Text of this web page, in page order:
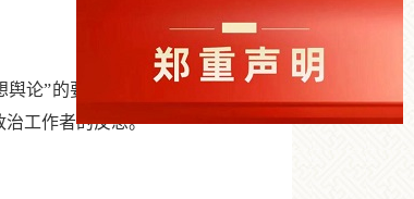
论”的要求，新媒体的迅速崛起导
治工作者的反思。